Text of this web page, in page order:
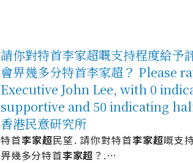
請你對特首李家超嘅支持程度給予
會畀幾多分特首李家超？
Executive John Lee, with 0
supportive and 50 indicating
香港民意研究所
特首李家超民望. 請你對特首李家超嘅支
畀幾多分特首李家超 ？.…